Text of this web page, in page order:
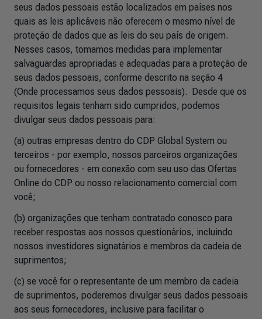
seus dados pessoais estão localizados em países nos
quais as leis aplicáveis não oferecem o mesmo nível de
proteção de dados que as leis do seu país de origem.
Nesses casos, tomamos medidas para implementar
salvaguardas apropriadas e adequadas para a proteção de
seus dados pessoais, conforme descrito na seção 4
(Onde processamos seus dados pessoais). Desde que os
requisitos legais tenham sido cumpridos, podemos
divulgar seus dados pessoais para:
(a) outras empresas dentro do CDP Global System ou
terceiros - por exemplo, nossos parceiros organizações
ou fornecedores - em conexão com seu uso das Ofertas
Online do CDP ou nosso relacionamento comercial com
você;
(b) organizações que tenham contratado conosco para
receber respostas aos nossos questionários, incluindo
nossos investidores signatários e membros da cadeia de
suprimentos;
(c) se você for o representante de um membro da cadeia
de suprimentos, poderemos divulgar seus dados pessoais
aos seus fornecedores, inclusive para facilitar o